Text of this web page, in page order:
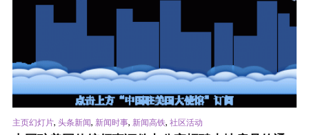
主页幻灯片, 头条新闻, 新闻时事, 新闻高铁, 社区活动